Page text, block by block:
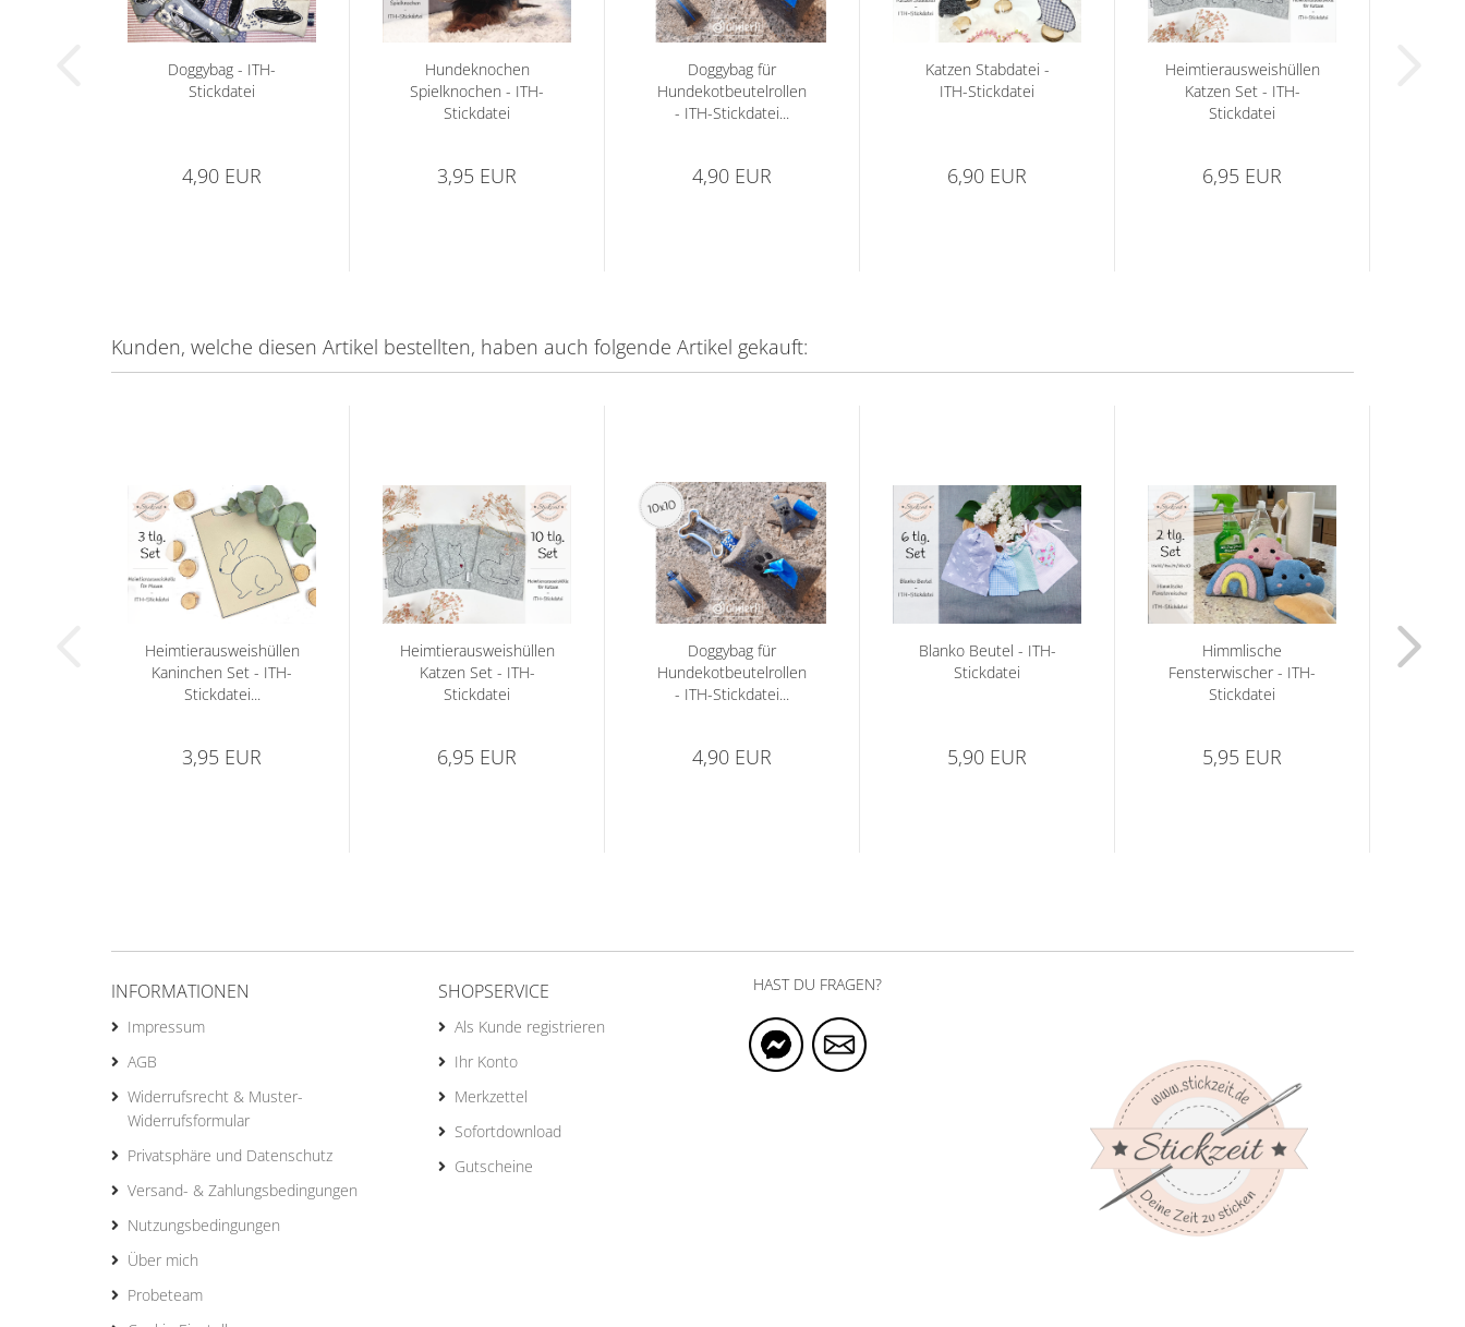
Doggybag - ITH-
Stickdatei
4,90 EUR
Hundeknochen
Spielknochen - ITH-
Stickdatei
3,95 EUR
Doggybag für
Hundekotbeutelrollen
- ITH-Stickdatei...
4,90 EUR
Katzen Stabdatei -
ITH-Stickdatei
6,90 EUR
Heimtierausweishüllen
Katzen Set - ITH-
Stickdatei
6,95 EUR
Kunden, welche diesen Artikel bestellten, haben auch folgende Artikel gekauft:
Heimtierausweishüllen
Kaninchen Set - ITH-
Stickdatei...
3,95 EUR
Heimtierausweishüllen
Katzen Set - ITH-
Stickdatei
6,95 EUR
Doggybag für
Hundekotbeutelrollen
- ITH-Stickdatei...
4,90 EUR
Blanko Beutel - ITH-
Stickdatei
5,90 EUR
Himmlische
Fensterwischer - ITH-
Stickdatei
5,95 EUR
INFORMATIONEN
Impressum
AGB
Widerrufsrecht & Muster-
Widerrufsformular
Privatsphäre und Datenschutz
Versand- & Zahlungsbedingungen
Nutzungsbedingungen
Über mich
Probeteam
SHOPSERVICE
Als Kunde registrieren
Ihr Konto
Merkzettel
Sofortdownload
Gutscheine
HAST DU FRAGEN?